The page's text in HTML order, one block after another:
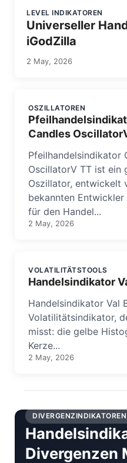
LEVEL INDIKATOREN
Universeller
iGodZilla
2 May, 2026
OSZILLATOREN
Candles
Pfeilhandelsindikator
OscillatorV TT ist ein
Oszillator, entwickelt
bekannten
für den Handel...
2 May, 2026
VOLATILITÄTSTOOLS
Handelsindikator
Handelsindikator Val
Volatilitätsindikator,
misst: die gelbe
Kerze...
2 May, 2026
DIVERGENZINDIKATOREN
Divergenzen